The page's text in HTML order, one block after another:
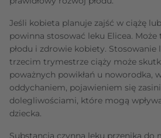
Jeśli kobieta planuje zajść w ciążę
powinna stosować leku Elicea. Może
płodu i zdrowie kobiety. Stosowanie
trzecim trymestrze ciąży może
poważnych powikłań u noworodka,
oddychaniem, pojawieniem się
dolegliwościami, które mogą
dziecka.
Substancja czynna leku przenika do